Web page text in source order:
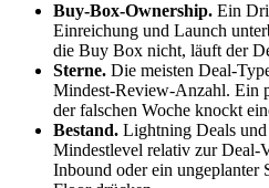
Buy-Box-Ownership. Ein
Einreichung und Launch
die Buy Box nicht, läuft der
Sterne. Die meisten Deal-
Mindest-Review-Anzahl. Ein
der falschen Woche knockt
Bestand. Lightning Deals und
Mindestlevel relativ zur Deal-
Inbound oder ein ungeplanter